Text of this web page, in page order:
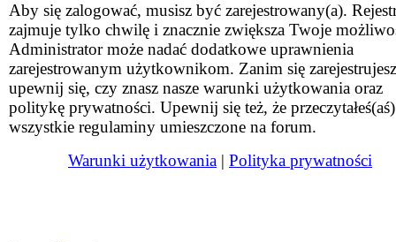
Aby się zalogować, musisz być zarejestrowany(a).
zajmuje tylko chwilę i znacznie zwiększa Twoje
Administrator może nadać dodatkowe uprawnienia
zarejestrowanym użytkownikom. Zanim się
upewnij się, czy znasz nasze warunki użytkowania oraz
politykę prywatności. Upewnij się też, że przeczytałeś(aś)
wszystkie regulaminy umieszczone na forum.
Warunki użytkowania | Polityka prywatności